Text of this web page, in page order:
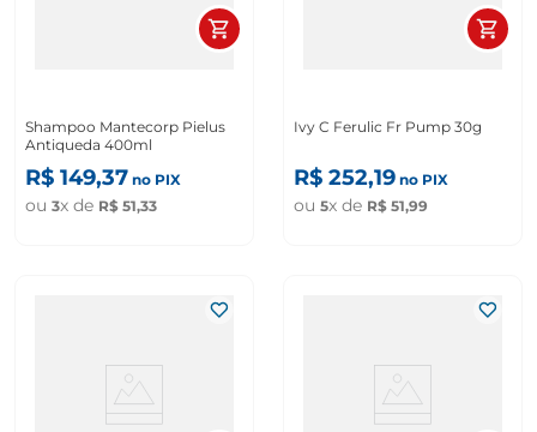
Shampoo Mantecorp Pielus
Antiqueda 400ml
R$ 149,37 no PIX
ou 3x de R$ 51,33
Ivy C Ferulic Fr Pump 30g
R$ 252,19 no PIX
ou 5x de R$ 51,99